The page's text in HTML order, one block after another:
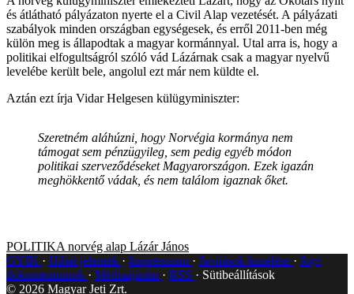
és átlátható pályázaton nyerte el a Civil Alap vezetését. A pályázati
szabályok minden országban egységesek, és erről 2011-ben még
külön meg is állapodtak a magyar kormánnyal. Utal arra is, hogy a
politikai elfogultságról szóló vád Lázárnak csak a magyar nyelvű
levelébe került bele, angolul ezt már nem küldte el.
Aztán ezt írja Vidar Helgesen külügyminiszter:
Szeretném aláhúzni, hogy Norvégia kormánya nem
támogat sem pénzügyileg, sem pedig egyéb módon
politikai szerveződéseket Magyarországon. Ezek igazán
meghökkentő vádak, és nem találom igaznak őket.
POLITIKA norvég alap Lázár János
GYIK
Hibát jelentek Impresszum Javítások kezelése
Jogi
dokumentumok
Médiaajánlat RSS
Sütibeállítások
© 2026 Magyar Jeti Zrt.